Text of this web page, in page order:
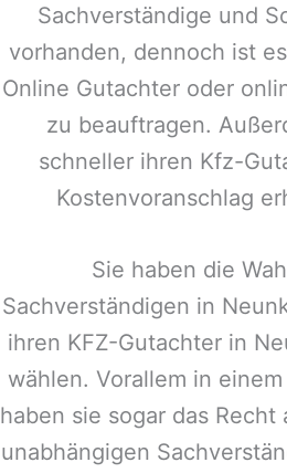
Sachverständige und
vorhanden, dennoch ist
Online Gutachter oder
zu beauftragen.
schneller ihren Kfz-
Kostenvoranschlag
Sie haben die
Sachverständigen in
ihren KFZ-Gutachter in
wählen. Vorallem in
haben sie sogar das
unabhängigen